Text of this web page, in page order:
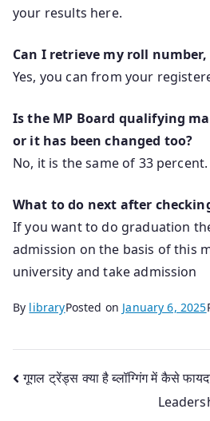
your results here.
Can I retrieve my roll
Yes, you can from your
Is the MP Board qualifying
or it has been changed too?
No, it is the same of 33 percent.
What to do next after
If you want to do graduation
admission on the basis of this
university and take admission
By libraryPosted on January 6, 2025
Post
गूगल ट्रेंड्स क्या है ब्लॉग्गिंग में कैसे